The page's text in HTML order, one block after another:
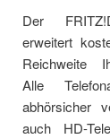
Der
erweitert
Reichweite
Alle
abhörsicher
auch HD-